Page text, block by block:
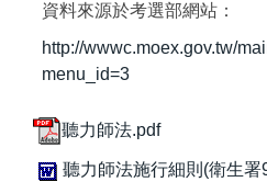
資料來源於考選部網站：
http://wwwc.moex.gov.tw/
menu_id=3
聽力師法.pdf
聽力師法施行細則(衛生署